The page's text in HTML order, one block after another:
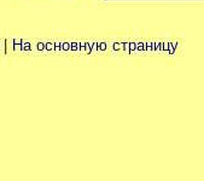
На основную страницу